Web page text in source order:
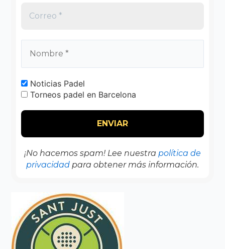
Noticias Padel
Torneos padel en Barcelona
¡No hacemos spam! Lee nuestra política de
privacidad para obtener más información.